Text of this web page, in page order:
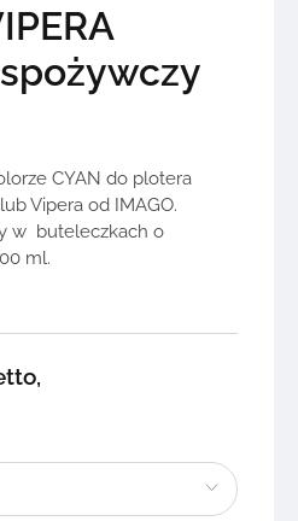
CYAN do plotera
Vipera od IMAGO.
w buteleczkach o
ml.